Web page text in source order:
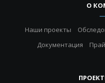
О
Наши проекты
Документация